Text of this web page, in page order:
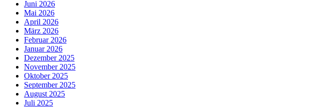
Juni 2026
Mai 2026
April 2026
März 2026
Februar 2026
Januar 2026
Dezember 2025
November 2025
Oktober 2025
September 2025
August 2025
Juli 2025